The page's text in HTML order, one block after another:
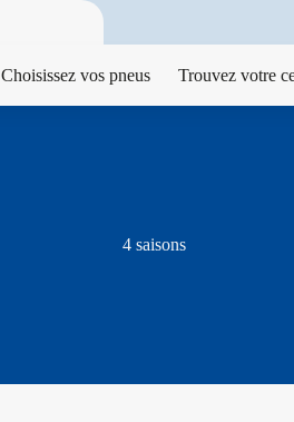
Choisissez vos pneus Trouvez votre
4 saisons